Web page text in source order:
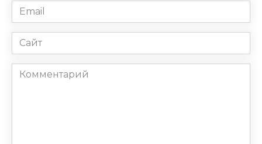
Email
*
Сайт
Комментарий